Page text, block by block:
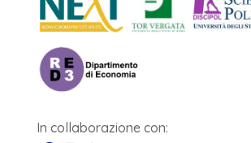
In collaborazione con: